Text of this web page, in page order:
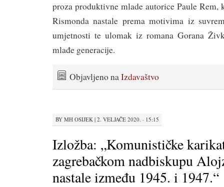
proza produktivne mlade autorice Paule
Rismonda nastale prema motivima iz
umjetnosti te ulomak iz romana Gorana
mlađe generacije.
Objavljeno naIzdavaštvo
BY MH OSIJEK | 2. VELJAČE 2020. · 15:15
Izložba: „Komunističke
zagrebačkom nadbiskupu
nastale između 1945. i 1947.“